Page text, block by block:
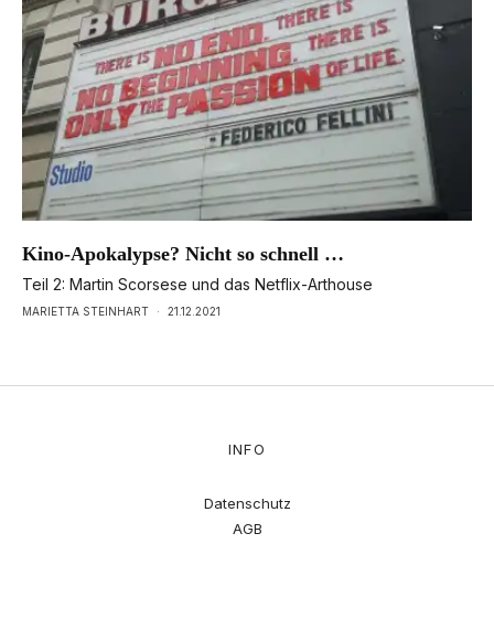
Kino-Apokalypse? Nicht so schnell …
Teil 2: Martin Scorsese und das Netflix-Arthouse
MARIETTA STEINHART · 21.12.2021
INFO
Datenschutz
AGB